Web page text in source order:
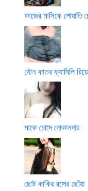
কাজের মাসিকে পোয়াতি
যৌন কাতর ফ্যামিলি
মাকে চোদে দোকানদার
ছোট কাকির রসের ছোঁয়া